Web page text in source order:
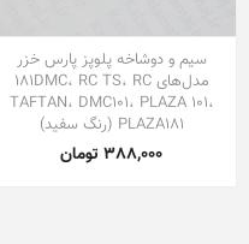
سیم و دوشاخه پلوپز پارس خزر
مدل‌های 181DMC، RC TS، RC
TAFTAN، DMC101، PLAZA 101،
PLAZA181 (رنگ سفید)
388,000 تومان